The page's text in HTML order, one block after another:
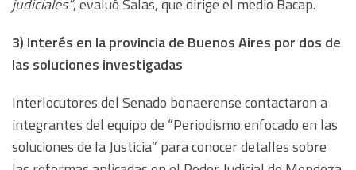
judiciales”, evaluó Salas, que dirige el medio Bacap.
3) Interés en la provincia de Buenos Aires por dos de
las soluciones investigadas
Interlocutores del Senado bonaerense contactaron a
integrantes del equipo de “Periodismo enfocado en las
soluciones de la Justicia” para conocer detalles sobre